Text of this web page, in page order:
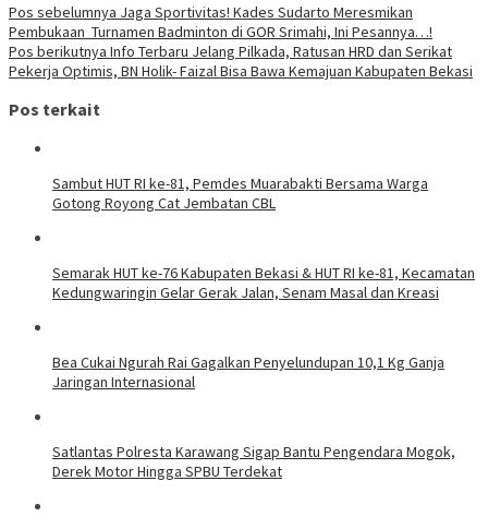
Pos sebelumnya Jaga Sportivitas! Kades Sudarto Meresmikan
Pembukaan Turnamen Badminton di GOR Srimahi, Ini Pesannya…!
Pos berikutnya Info Terbaru Jelang Pilkada, Ratusan HRD dan Serikat
Pekerja Optimis, BN Holik- Faizal Bisa Bawa Kemajuan Kabupaten Bekasi
Pos terkait
Sambut HUT RI ke-81, Pemdes Muarabakti Bersama Warga
Gotong Royong Cat Jembatan CBL
Semarak HUT ke-76 Kabupaten Bekasi & HUT RI ke-81, Kecamatan
Kedungwaringin Gelar Gerak Jalan, Senam Masal dan Kreasi
Bea Cukai Ngurah Rai Gagalkan Penyelundupan 10,1 Kg Ganja
Jaringan Internasional
Satlantas Polresta Karawang Sigap Bantu Pengendara Mogok,
Derek Motor Hingga SPBU Terdekat